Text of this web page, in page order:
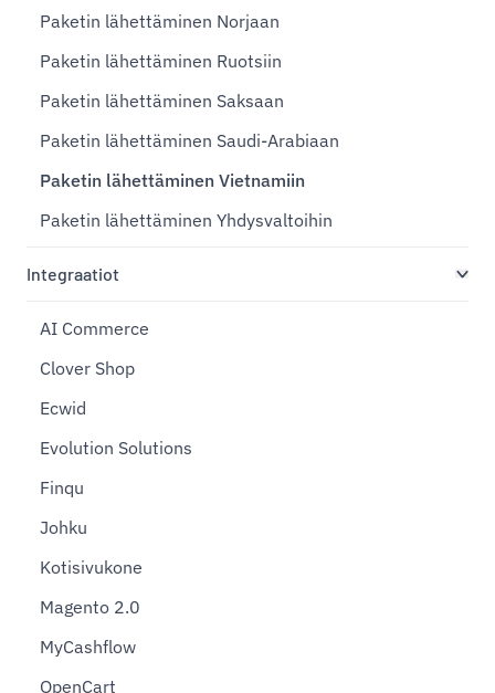
Paketin lähettäminen Norjaan
Paketin lähettäminen Ruotsiin
Paketin lähettäminen Saksaan
Paketin lähettäminen Saudi-Arabiaan
Paketin lähettäminen Vietnamiin
Paketin lähettäminen Yhdysvaltoihin
Integraatiot
AI Commerce
Clover Shop
Ecwid
Evolution Solutions
Finqu
Johku
Kotisivukone
Magento 2.0
MyCashflow
OpenCart